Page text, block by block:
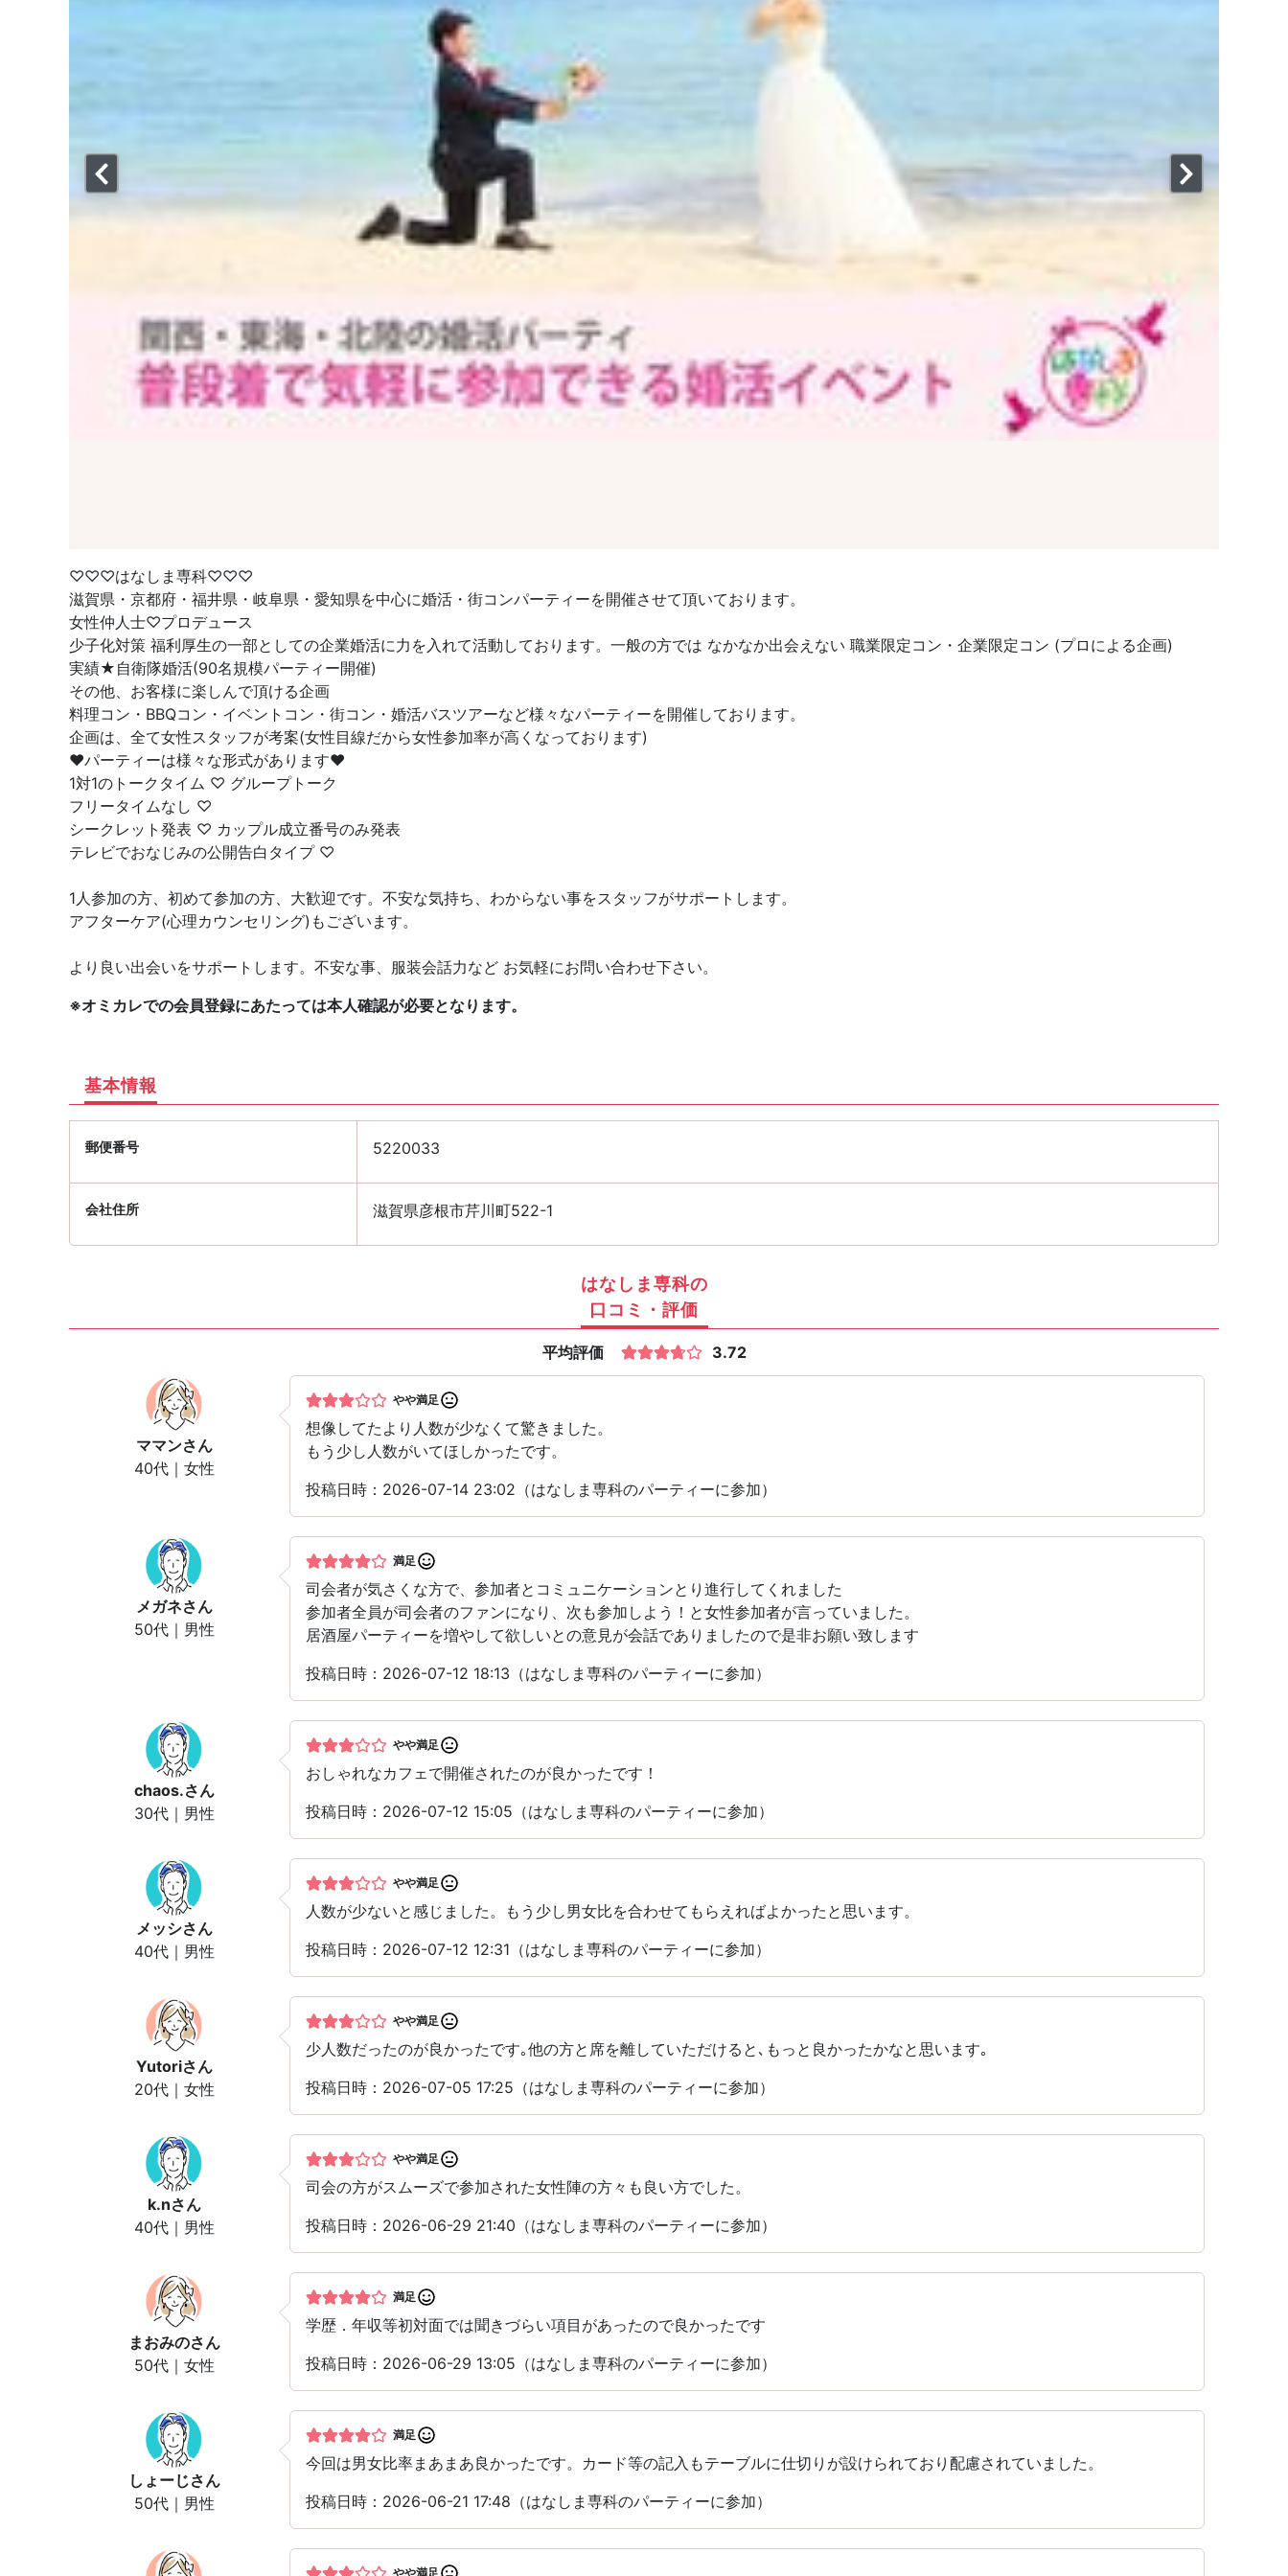
♡♡♡はなしま専科♡♡♡
滋賀県・京都府・福井県・岐阜県・愛知県を中心に婚活・街コンパーティーを開催させて頂いております。
女性仲人士♡プロデュース
少子化対策 福利厚生の一部としての企業婚活に力を入れて活動しております。一般の方では なかなか出会えない 職業限定コン・企業限定コン (プロによる企画)
実績★自衛隊婚活(90名規模パーティー開催)
その他、お客様に楽しんで頂ける企画
料理コン・BBQコン・イベントコン・街コン・婚活バスツアーなど様々なパーティーを開催しております。
企画は、全て女性スタッフが考案(女性目線だから女性参加率が高くなっております)
❤︎パーティーは様々な形式があります❤︎
1対1のトークタイム ♡ グループトーク
フリータイムなし ♡
シークレット発表 ♡ カップル成立番号のみ発表
テレビでおなじみの公開告白タイプ ♡
1人参加の方、初めて参加の方、大歓迎です。不安な気持ち、わからない事をスタッフがサポートします。
アフターケア(心理カウンセリング)もございます。
より良い出会いをサポートします。不安な事、服装会話力など お気軽にお問い合わせ下さい。
※オミカレでの会員登録にあたっては本人確認が必要となります。
基本情報
郵便番号 5220033
会社住所 滋賀県彦根市芹川町522-1
はなしま専科の
口コミ・評価
平均評価 3.72
ママンさん
40代｜女性
やや満足
想像してたより人数が少なくて驚きました。
もう少し人数がいてほしかったです。
投稿日時：2026-07-14 23:02（はなしま専科のパーティーに参加）
メガネさん
50代｜男性
満足
司会者が気さくな方で、参加者とコミュニケーションとり進行してくれました
参加者全員が司会者のファンになり、次も参加しよう！と女性参加者が言っていました。
居酒屋パーティーを増やして欲しいとの意見が会話でありましたので是非お願い致します
投稿日時：2026-07-12 18:13（はなしま専科のパーティーに参加）
chaos.さん
30代｜男性
やや満足
おしゃれなカフェで開催されたのが良かったです！
投稿日時：2026-07-12 15:05（はなしま専科のパーティーに参加）
メッシさん
40代｜男性
やや満足
人数が少ないと感じました。もう少し男女比を合わせてもらえればよかったと思います。
投稿日時：2026-07-12 12:31（はなしま専科のパーティーに参加）
Yutoriさん
20代｜女性
やや満足
少人数だったのが良かったです｡他の方と席を離していただけると､もっと良かったかなと思います｡
投稿日時：2026-07-05 17:25（はなしま専科のパーティーに参加）
k.nさん
40代｜男性
やや満足
司会の方がスムーズで参加された女性陣の方々も良い方でした。
投稿日時：2026-06-29 21:40（はなしま専科のパーティーに参加）
まおみのさん
50代｜女性
満足
学歴．年収等初対面では聞きづらい項目があったので良かったです
投稿日時：2026-06-29 13:05（はなしま専科のパーティーに参加）
しょーじさん
50代｜男性
満足
今回は男女比率まあまあ良かったです。カード等の記入もテーブルに仕切りが設けられており配慮されていました。
投稿日時：2026-06-21 17:48（はなしま専科のパーティーに参加）
やや満足